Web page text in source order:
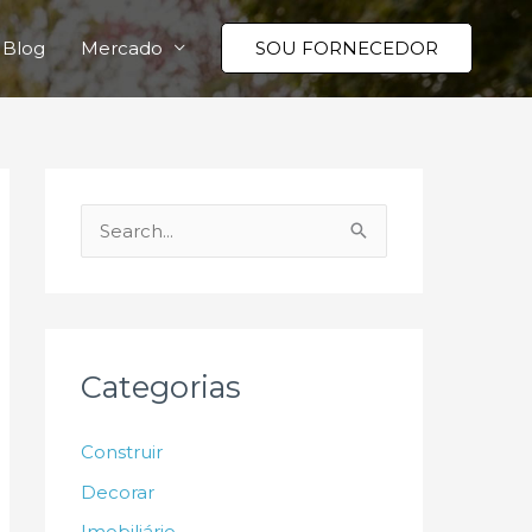
Blog Mercado SOU FORNECEDOR
e
i
r
Categorias
Construir
Decorar